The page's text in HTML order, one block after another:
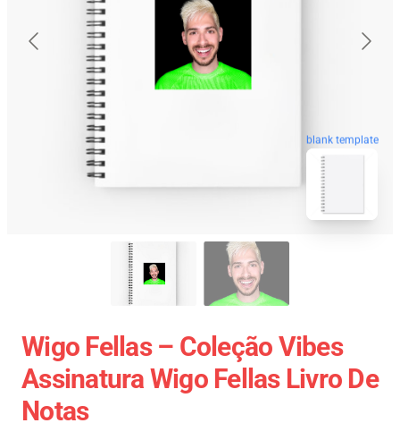
blank template
Wigo Fellas – Coleção Vibes
Assinatura Wigo Fellas Livro De
Notas